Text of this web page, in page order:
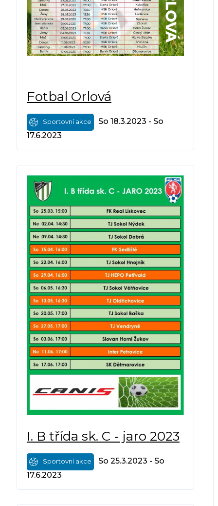
Fotbal Orlová
Sportovní akce
So 18.3.2023 - So
17.6.2023
I. B třída sk. C - jaro 2023
Sportovní akce
So 25.3.2023 - So
17.6.2023